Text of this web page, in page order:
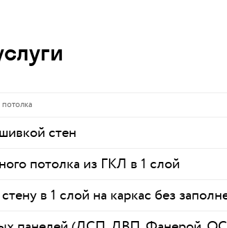
стен
потолка из ГКЛ в 1 слой
в 1 слой на каркас без